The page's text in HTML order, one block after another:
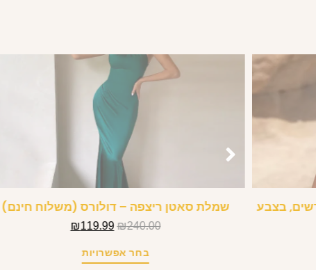
בצבע שמלת סאטן ריצפה – דולורס (משלוח חינם)
₪240.00
₪119.99
בחר אפשרויות